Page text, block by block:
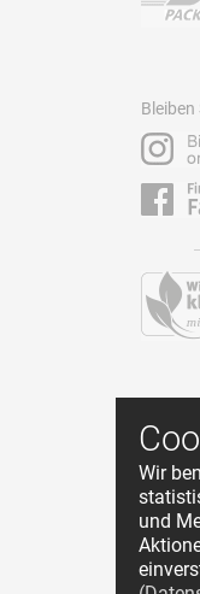
Wir
und
Bleiben
Kontakt
AGB
Cookie